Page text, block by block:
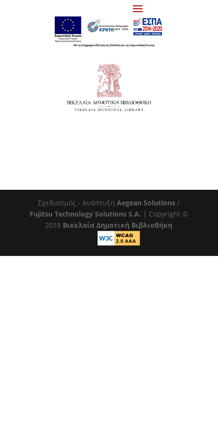
Σχεδιασμός - ΑνάπτυξηAegean Solutions /
Fujitsu Technology Solutions S.A. | Copyright ©
2018 Βικελαία Δημοτική Βιβλιοθήκη